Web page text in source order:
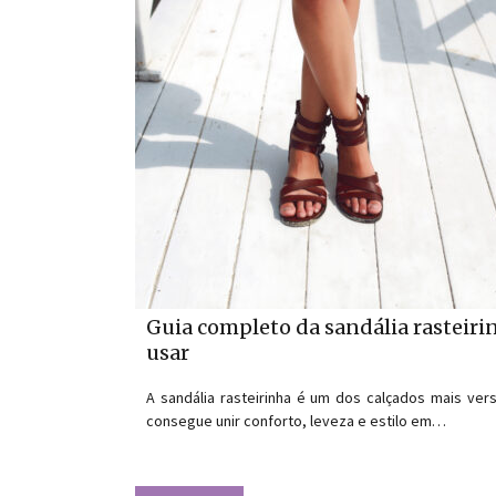
Guia completo da sandália
usar
A sandália rasteirinha é um dos calçados mais
consegue unir conforto, leveza e estilo em…